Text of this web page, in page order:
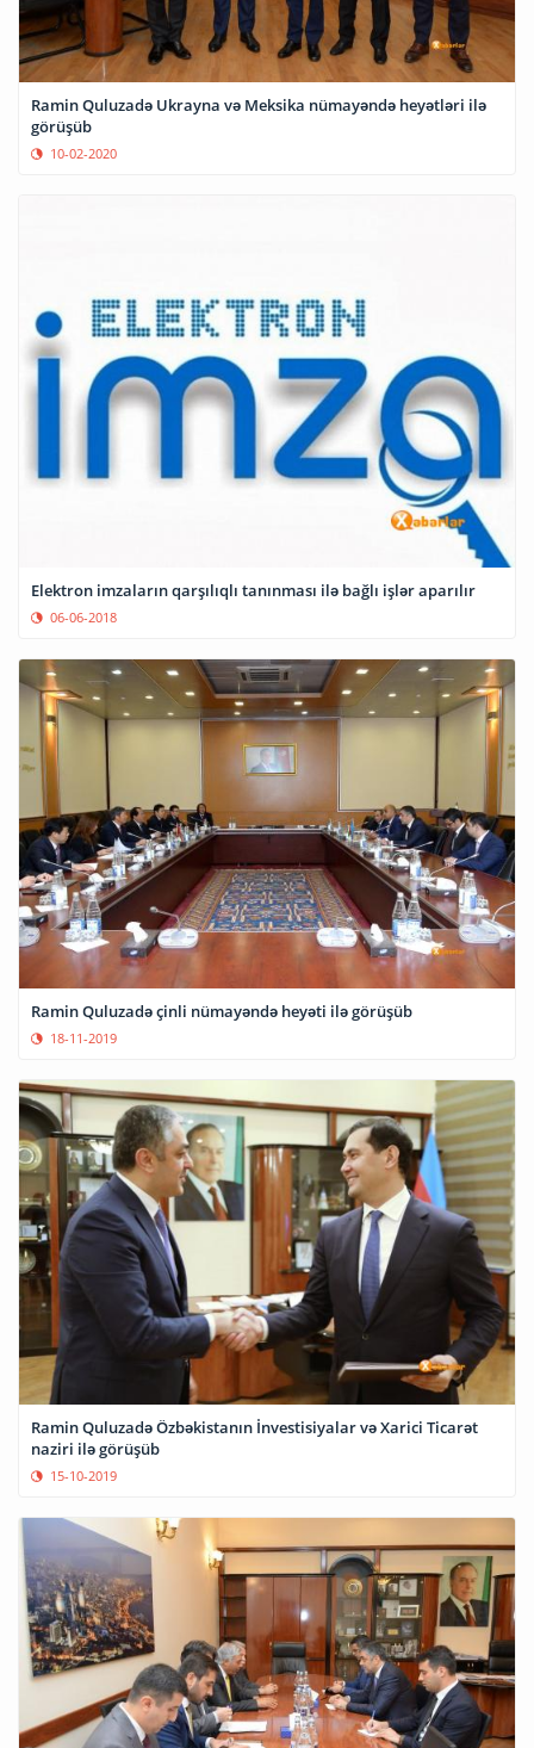
Ramin Quluzadə Ukrayna və Meksika nümayəndə heyətləri ilə
görüşüb
10-02-2020
Elektron imzaların qarşılıqlı tanınması ilə bağlı işlər aparılır
06-06-2018
Ramin Quluzadə çinli nümayəndə heyəti ilə görüşüb
18-11-2019
Ramin Quluzadə Özbəkistanın İnvestisiyalar və Xarici Ticarət
naziri ilə görüşüb
15-10-2019